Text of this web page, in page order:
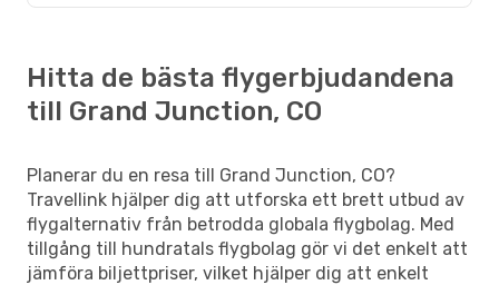
Hitta de bästa flygerbjudandena
till Grand Junction, CO
Planerar du en resa till Grand Junction, CO?
Travellink hjälper dig att utforska ett brett utbud av
flygalternativ från betrodda globala flygbolag. Med
tillgång till hundratals flygbolag gör vi det enkelt att
jämföra biljettpriser, vilket hjälper dig att enkelt